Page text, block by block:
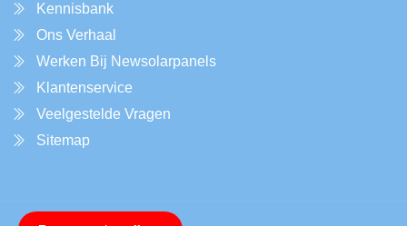
Kennisbank
Ons Verhaal
Werken Bij Newsolarpanels
Klantenservice
Veelgestelde Vragen
Sitemap